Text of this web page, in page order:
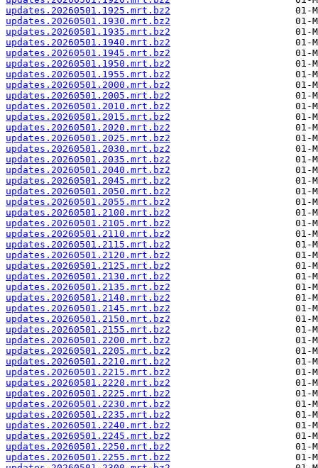
updates.20260501.1925.mrt.bz2
updates.20260501.1930.mrt.bz2
updates.20260501.1935.mrt.bz2
updates.20260501.1940.mrt.bz2
updates.20260501.1945.mrt.bz2
updates.20260501.1950.mrt.bz2
updates.20260501.1955.mrt.bz2
updates.20260501.2000.mrt.bz2
updates.20260501.2005.mrt.bz2
updates.20260501.2010.mrt.bz2
updates.20260501.2015.mrt.bz2
updates.20260501.2020.mrt.bz2
updates.20260501.2025.mrt.bz2
updates.20260501.2030.mrt.bz2
updates.20260501.2035.mrt.bz2
updates.20260501.2040.mrt.bz2
updates.20260501.2045.mrt.bz2
updates.20260501.2050.mrt.bz2
updates.20260501.2055.mrt.bz2
updates.20260501.2100.mrt.bz2
updates.20260501.2105.mrt.bz2
updates.20260501.2110.mrt.bz2
updates.20260501.2115.mrt.bz2
updates.20260501.2120.mrt.bz2
updates.20260501.2125.mrt.bz2
updates.20260501.2130.mrt.bz2
updates.20260501.2135.mrt.bz2
updates.20260501.2140.mrt.bz2
updates.20260501.2145.mrt.bz2
updates.20260501.2150.mrt.bz2
updates.20260501.2155.mrt.bz2
updates.20260501.2200.mrt.bz2
updates.20260501.2205.mrt.bz2
updates.20260501.2210.mrt.bz2
updates.20260501.2215.mrt.bz2
updates.20260501.2220.mrt.bz2
updates.20260501.2225.mrt.bz2
updates.20260501.2230.mrt.bz2
updates.20260501.2235.mrt.bz2
updates.20260501.2240.mrt.bz2
updates.20260501.2245.mrt.bz2
updates.20260501.2250.mrt.bz2
updates.20260501.2255.mrt.bz2